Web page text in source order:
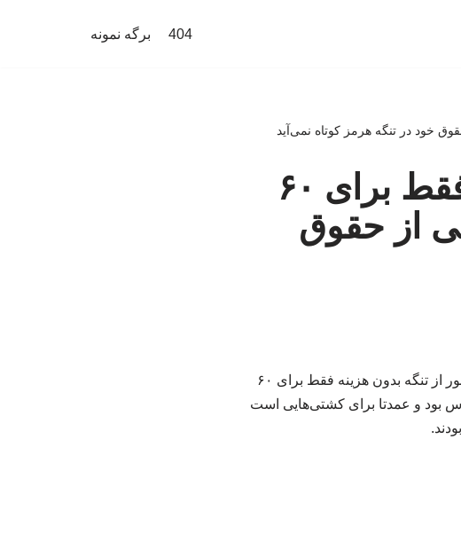
404 برگه نمونه
قالیباف: عبور از تنگه بدون هزینه فقط برای ۶۰
از حقوق
‏رییس مجلس در گفت وگوی تلویزیونی با مردم گفت:‏ در متن تفاهم آمده است که عبور از تنگه بدون هزینه فقط برای ۶۰
بود و عمدتا برای کشتی‌هایی است